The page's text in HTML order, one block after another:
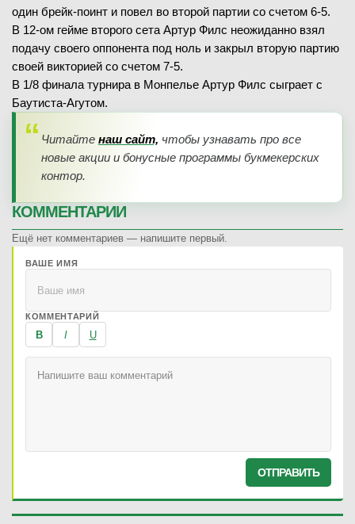
один брейк-поинт и повел во второй партии со счетом 6-5.
В 12-ом гейме второго сета Артур Филс неожиданно взял
подачу своего оппонента под ноль и закрыл вторую партию
своей викторией со счетом 7-5.
В 1/8 финала турнира в Монпелье Артур Филс сыграет с
Баутиста-Агутом.
Читайте наш сайт, чтобы узнавать про все
новые акции и бонусные программы букмекерских
контор.
КОММЕНТАРИИ
Ещё нет комментариев — напишите первый.
ВАШЕ ИМЯ
КОММЕНТАРИЙ
B I U
ОТПРАВИТЬ